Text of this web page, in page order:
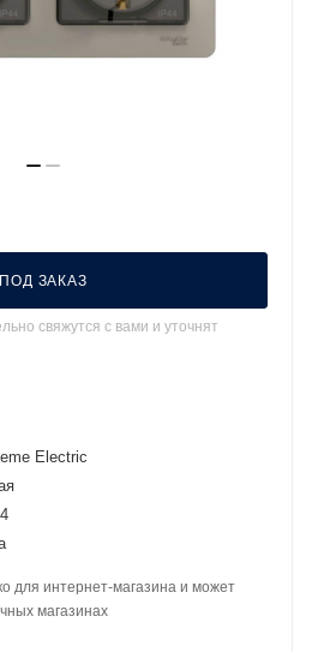
ПОД ЗАКАЗ
свяжутся с вами и уточнят
Electric
для интернет-магазина и может
магазинах